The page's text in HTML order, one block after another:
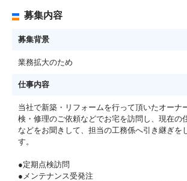
募集内容
募集背景
業務拡大のため
仕事内容
当社で新築・リフォームを行って頂いたオーナ
検・修理のご依頼などでお宅を訪問し、現在の
などをお聞きして、担当の工務係へ引き継ぎを
す。
●定期点検訪問
●メンテナンス受発注